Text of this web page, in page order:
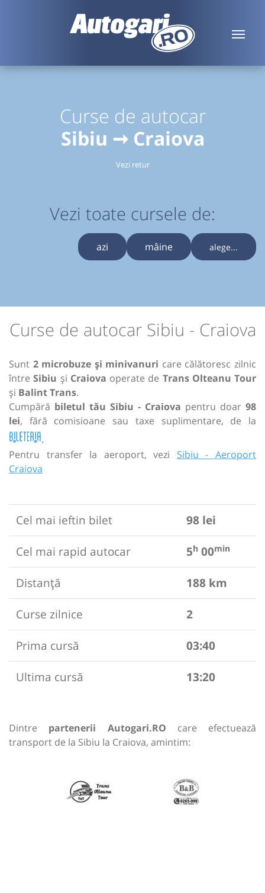
Curse de autocar
Sibiu ➞ Craiova
Vezi retur
Vezi toate cursele de:
azi mâine alege...
Curse de autocar Sibiu - Craiova
Sunt 2 microbuze și minivanuri care călătoresc zilnic
întreSibiu și Craiova operate de Trans Olteanu Tour
și Balint Trans.
Cumpără biletul tău Sibiu - Craiova pentru doar 98
lei, fără comisioane sau taxe suplimentare, de la
.
Pentru transfer la aeroport, vezi Sibiu - Aeroport
Craiova
Cel mai ieftin bilet
98 lei
Cel mai rapid autocar
5h 00min
Distanță
188 km
Curse zilnice
2
Prima cursă
03:40
Ultima cursă
13:20
Dintre partenerii Autogari.RO care efectuează
transport de la Sibiu la Craiova, amintim: